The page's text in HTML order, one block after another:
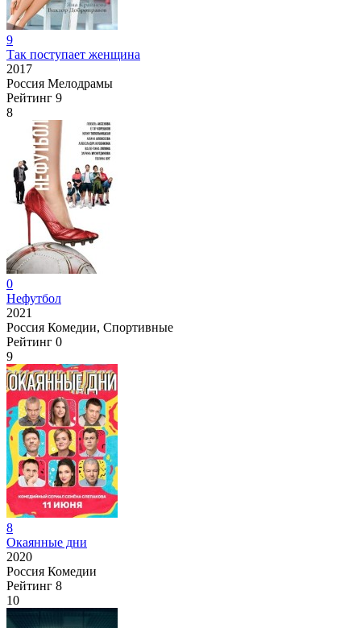
9
Так поступает женщина
2017
Россия Мелодрамы
Рейтинг 9
8
0
Нефутбол
2021
Россия Комедии, Спортивные
Рейтинг 0
9
8
Окаянные дни
2020
Россия Комедии
Рейтинг 8
10